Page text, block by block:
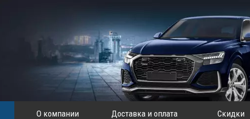
О компании Доставка и оплата Скидки